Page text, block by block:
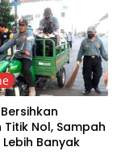
Nol, Sampah
Banyak